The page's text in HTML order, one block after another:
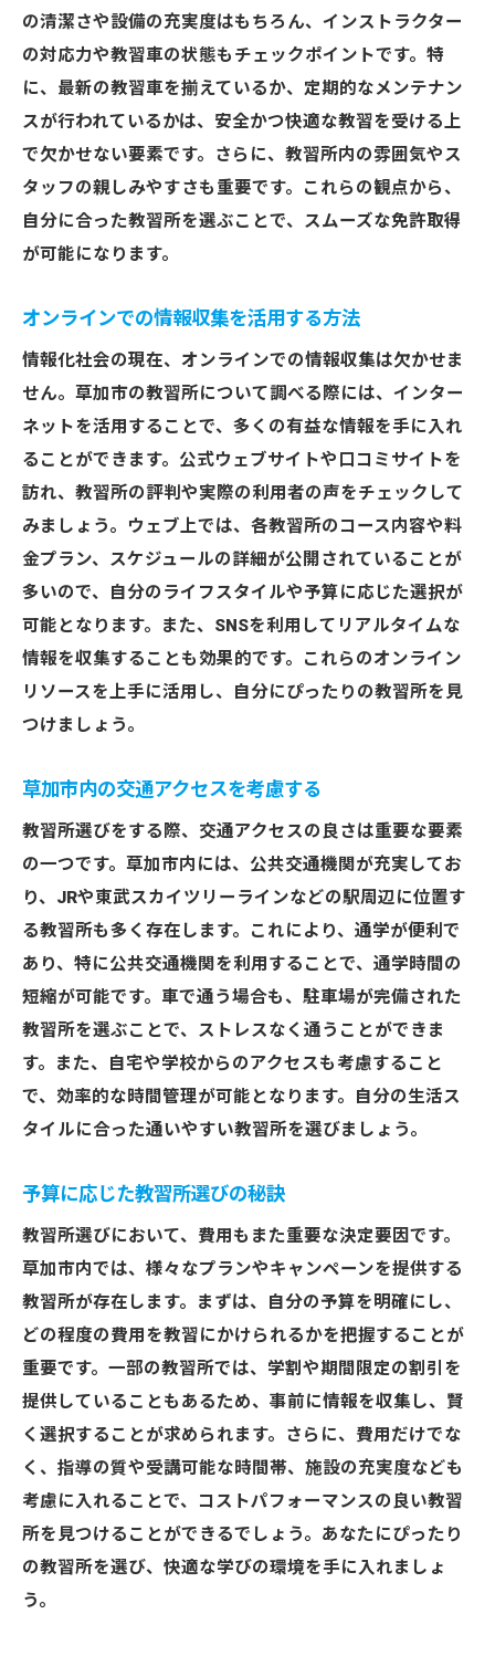
通いやすい教習所で効率的に学ぶコツ
草加市の教習所でスムーズに免許取得を目指す
効率的な学習計画の立て方
合格率の高い教習所の選び方
試験対策に力を入れる教習所を選ぶ
サポート体制が充実した教習所を探す
おすすめ教習所から始める草加市でのドライビ
ングライフ
初めての運転をサポートする教習所
免許取得後のアフターケアが充実した教習
所
草加市での交通知識を深める教習所
運転に自信をつけるための教習所選び
初心者に優しい教習プログラムを提供する
教習所
草加市で見つける教習所選びの成功法則
教習所選びで失敗しないためのポイント
満足度の高い教習所の特徴を知る
教習所比較で見るべきチェックリスト
コストパフォーマンスの高い教習所を探す
の清潔さや設備の充実度はもちろん、インストラクター
の対応力や教習車の状態もチェックポイントです。特
に、最新の教習車を揃えているか、定期的なメンテナン
スが行われているかは、安全かつ快適な教習を受ける上
で欠かせない要素です。さらに、教習所内の雰囲気やス
タッフの親しみやすさも重要です。これらの観点から、
自分に合った教習所を選ぶことで、スムーズな免許取得
が可能になります。
オンラインでの情報収集を活用する方法
情報化社会の現在、オンラインでの情報収集は欠かせま
せん。草加市の教習所について調べる際には、インター
ネットを活用することで、多くの有益な情報を手に入れ
ることができます。公式ウェブサイトや口コミサイトを
訪れ、教習所の評判や実際の利用者の声をチェックして
みましょう。ウェブ上では、各教習所のコース内容や料
金プラン、スケジュールの詳細が公開されていることが
多いので、自分のライフスタイルや予算に応じた選択が
可能となります。また、SNSを利用してリアルタイムな
情報を収集することも効果的です。これらのオンライン
リソースを上手に活用し、自分にぴったりの教習所を見
つけましょう。
草加市内の交通アクセスを考慮する
教習所選びをする際、交通アクセスの良さは重要な要素
の一つです。草加市内には、公共交通機関が充実してお
り、JRや東武スカイツリーラインなどの駅周辺に位置す
る教習所も多く存在します。これにより、通学が便利で
あり、特に公共交通機関を利用することで、通学時間の
短縮が可能です。車で通う場合も、駐車場が完備された
教習所を選ぶことで、ストレスなく通うことができま
す。また、自宅や学校からのアクセスも考慮すること
で、効率的な時間管理が可能となります。自分の生活ス
タイルに合った通いやすい教習所を選びましょう。
予算に応じた教習所選びの秘訣
教習所選びにおいて、費用もまた重要な決定要因です。
草加市内では、様々なプランやキャンペーンを提供する
教習所が存在します。まずは、自分の予算を明確にし、
どの程度の費用を教習にかけられるかを把握することが
重要です。一部の教習所では、学割や期間限定の割引を
提供していることもあるため、事前に情報を収集し、賢
く選択することが求められます。さらに、費用だけでな
く、指導の質や受講可能な時間帯、施設の充実度なども
考慮に入れることで、コストパフォーマンスの良い教習
所を見つけることができるでしょう。あなたにぴったり
の教習所を選び、快適な学びの環境を手に入れましょ
う。